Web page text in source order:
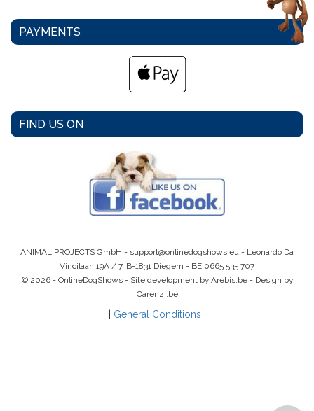
PAYMENTS
FIND US ON
ANIMAL PROJECTS GmbH - support@onlinedogshows.eu - Leonardo Da
Vincilaan 19A / 7, B-1831 Diegem - BE 0665 535 707
© 2026 - OnlineDogShows - Site development by Arebis.be - Design by
Carenzi.be
General Conditions